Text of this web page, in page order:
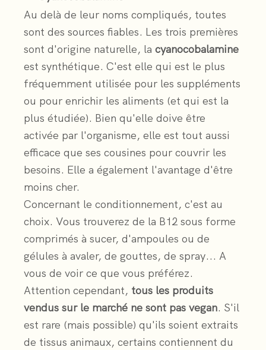
Au delà de leur noms compliqués, toutes
sont des sources fiables. Les trois premières
sont d'origine naturelle, la cyanocobalamine
est synthétique. C'est elle qui est le plus
fréquemment utilisée pour les suppléments
ou pour enrichir les aliments (et qui est la
plus étudiée). Bien qu'elle doive être
activée par l'organisme, elle est tout aussi
efficace que ses cousines pour couvrir les
besoins. Elle a également l'avantage d'être
moins cher.
Concernant le conditionnement, c'est au
choix. Vous trouverez de la B12 sous forme
comprimés à sucer, d'ampoules ou de
gélules à avaler, de gouttes, de spray... A
vous de voir ce que vous préférez.
Attention cependant, tous les produits
vendus sur le marché ne sont pas vegan. S'il
est rare (mais possible) qu'ils soient extraits
de tissus animaux, certains contiennent du